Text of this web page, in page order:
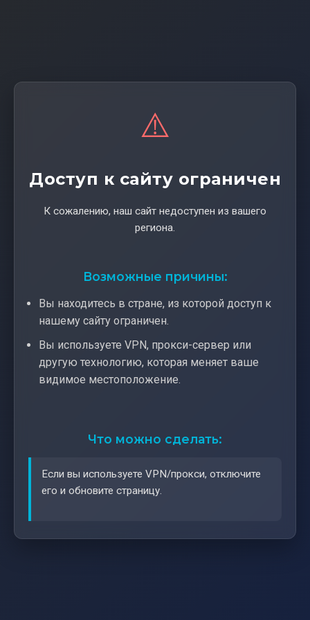
⚠️
Доступ к сайту ограничен
К сожалению, наш сайт недоступен из вашего
региона.
Возможные причины:
Вы находитесь в стране, из которой доступ к
нашему сайту ограничен.
Вы используете VPN, прокси-сервер или
другую технологию, которая меняет ваше
видимое местоположение.
Что можно сделать:
Если вы используете VPN/прокси, отключите
его и обновите страницу.